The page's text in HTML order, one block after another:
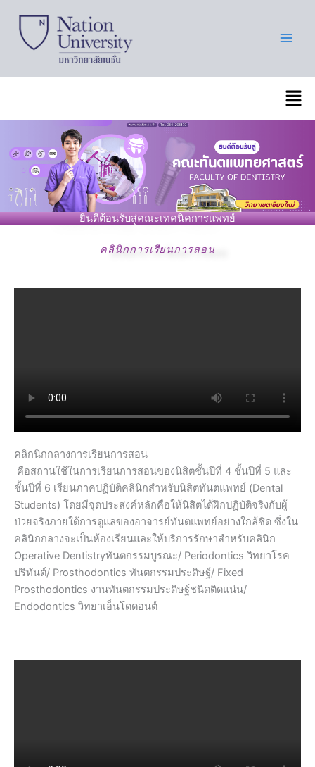
content
เมนู
ยินดีต้อนรับสู่คณะเทคนิคการแพทย์
คลินิกการเรียนการสอน
คลิกนิกกลางการเรียนการสอน
คือสถานใช้ในการเรียนการสอนของนิสิตชั้นปีที่ 4 ชั้นปีที่ 5 และ
ชั้นปีที่ 6 เรียนภาคปฏิบัติคลินิกสำหรับนิสิตทันตแพทย์ (Dental
Students) โดยมีจุดประสงค์หลักคือให้นิสิตได้ฝึกปฏิบัติจริงกับผู้
ป่วยจริงภายใต้การดูแลของอาจารย์ทันตแพทย์อย่างใกล้ชิด ซึ่งใน
คลินิกกลางจะเป็นห้องเรียนและให้บริการรักษาสำหรับคลินิก
Operative Dentistryทันตกรรมบูรณะ/ Periodontics วิทยาโรค
ปริทันต์/ Prosthodontics ทันตกรรมประดิษฐ์/ Fixed
Prosthodontics งานทันตกรรมประดิษฐ์ชนิดติดแน่น/
Endodontics วิทยาเอ็นโดดอนต์